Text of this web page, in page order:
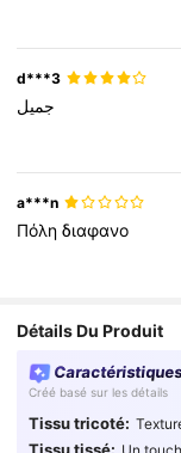
d***3
جميل
a***n
Πόληδιαφανο
Détails Du Produit
Créé basé sur les détails
Tissu tricoté: